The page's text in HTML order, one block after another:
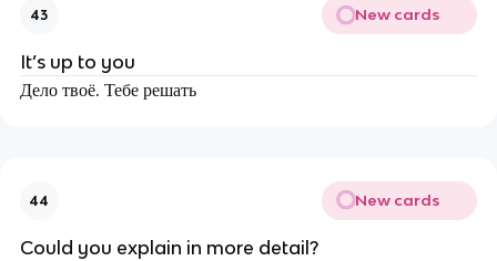
43 New cards
It’s up to you
Дело твоё. Тебе решать
44 New cards
Could you explain in more detail?